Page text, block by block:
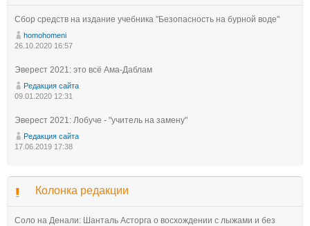
Сбор средств на издание учебника "Безопасность на бурной воде"
homohomeni
26.10.2020 16:57
Эверест 2021: это всё Ама-Даблам
Редакция сайта
09.01.2020 12:31
Эверест 2021: Лобуче - "учитель на замену"
Редакция сайта
17.06.2019 17:38
Колонка редакции
Соло на Денали: Шанталь Асторга о восхождении с лыжами и без